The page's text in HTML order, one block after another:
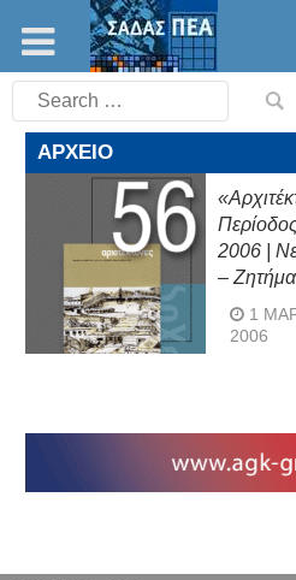
Search
for:
ΑΡΧΕΊΟ
2006 |
–
1
2006